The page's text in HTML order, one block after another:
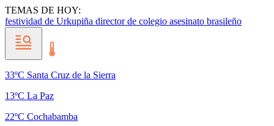
TEMAS DE HOY:
festividad de Urkupiña director de colegio asesinato brasileño
33ºC Santa Cruz de la Sierra
13ºC La Paz
22ºC Cochabamba